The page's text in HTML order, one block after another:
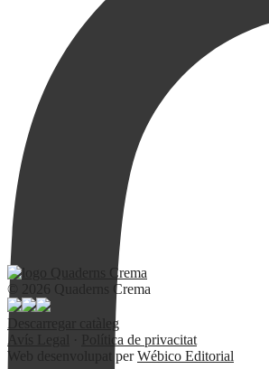
© 2026 Quaderns Crema
Descarregar catàleg
Avís Legal
Política de privacitat
Web desenvolupat perWébico Editorial